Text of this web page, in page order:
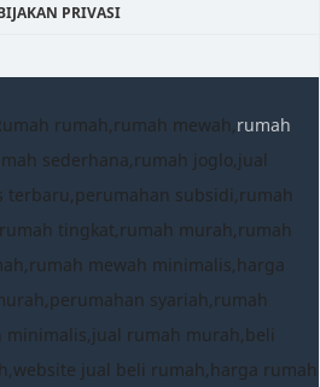
PRIVASI
rumah,rumah mewah, rumah
sederhana,rumah joglo,jual
subsidi,rumah
tingkat,rumah murah,rumah
mewah minimalis,harga
syariah,rumah
minimalis,jual rumah murah,beli
jual beli rumah,harga rumah